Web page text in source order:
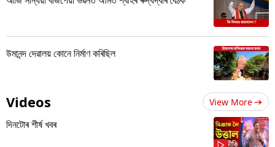
উমানন্দ দেৱালয় কোনে নিৰ্মাণ কৰিছিল
Videos View More
দিনটোৰ শীৰ্ষ খবৰ